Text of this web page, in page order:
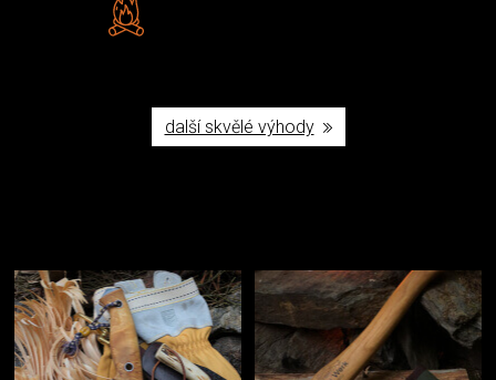
další skvělé výhody